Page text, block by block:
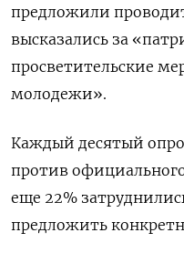
предложили
высказались за
просветительские
молодежи».
Каждый десятый
против
еще 22%
предложить